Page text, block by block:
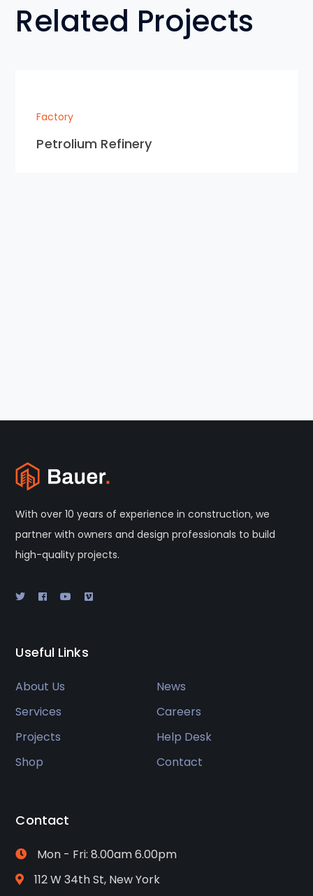
Related Projects
Factory
Petrolium Refinery
With over 10 years of experience in construction, we
partner with owners and design professionals to build
high-quality projects.
Useful Links
About Us
News
Services
Careers
Projects
Help Desk
Shop
Contact
Contact
Mon - Fri: 8.00am 6.00pm
112 W 34th St, New York